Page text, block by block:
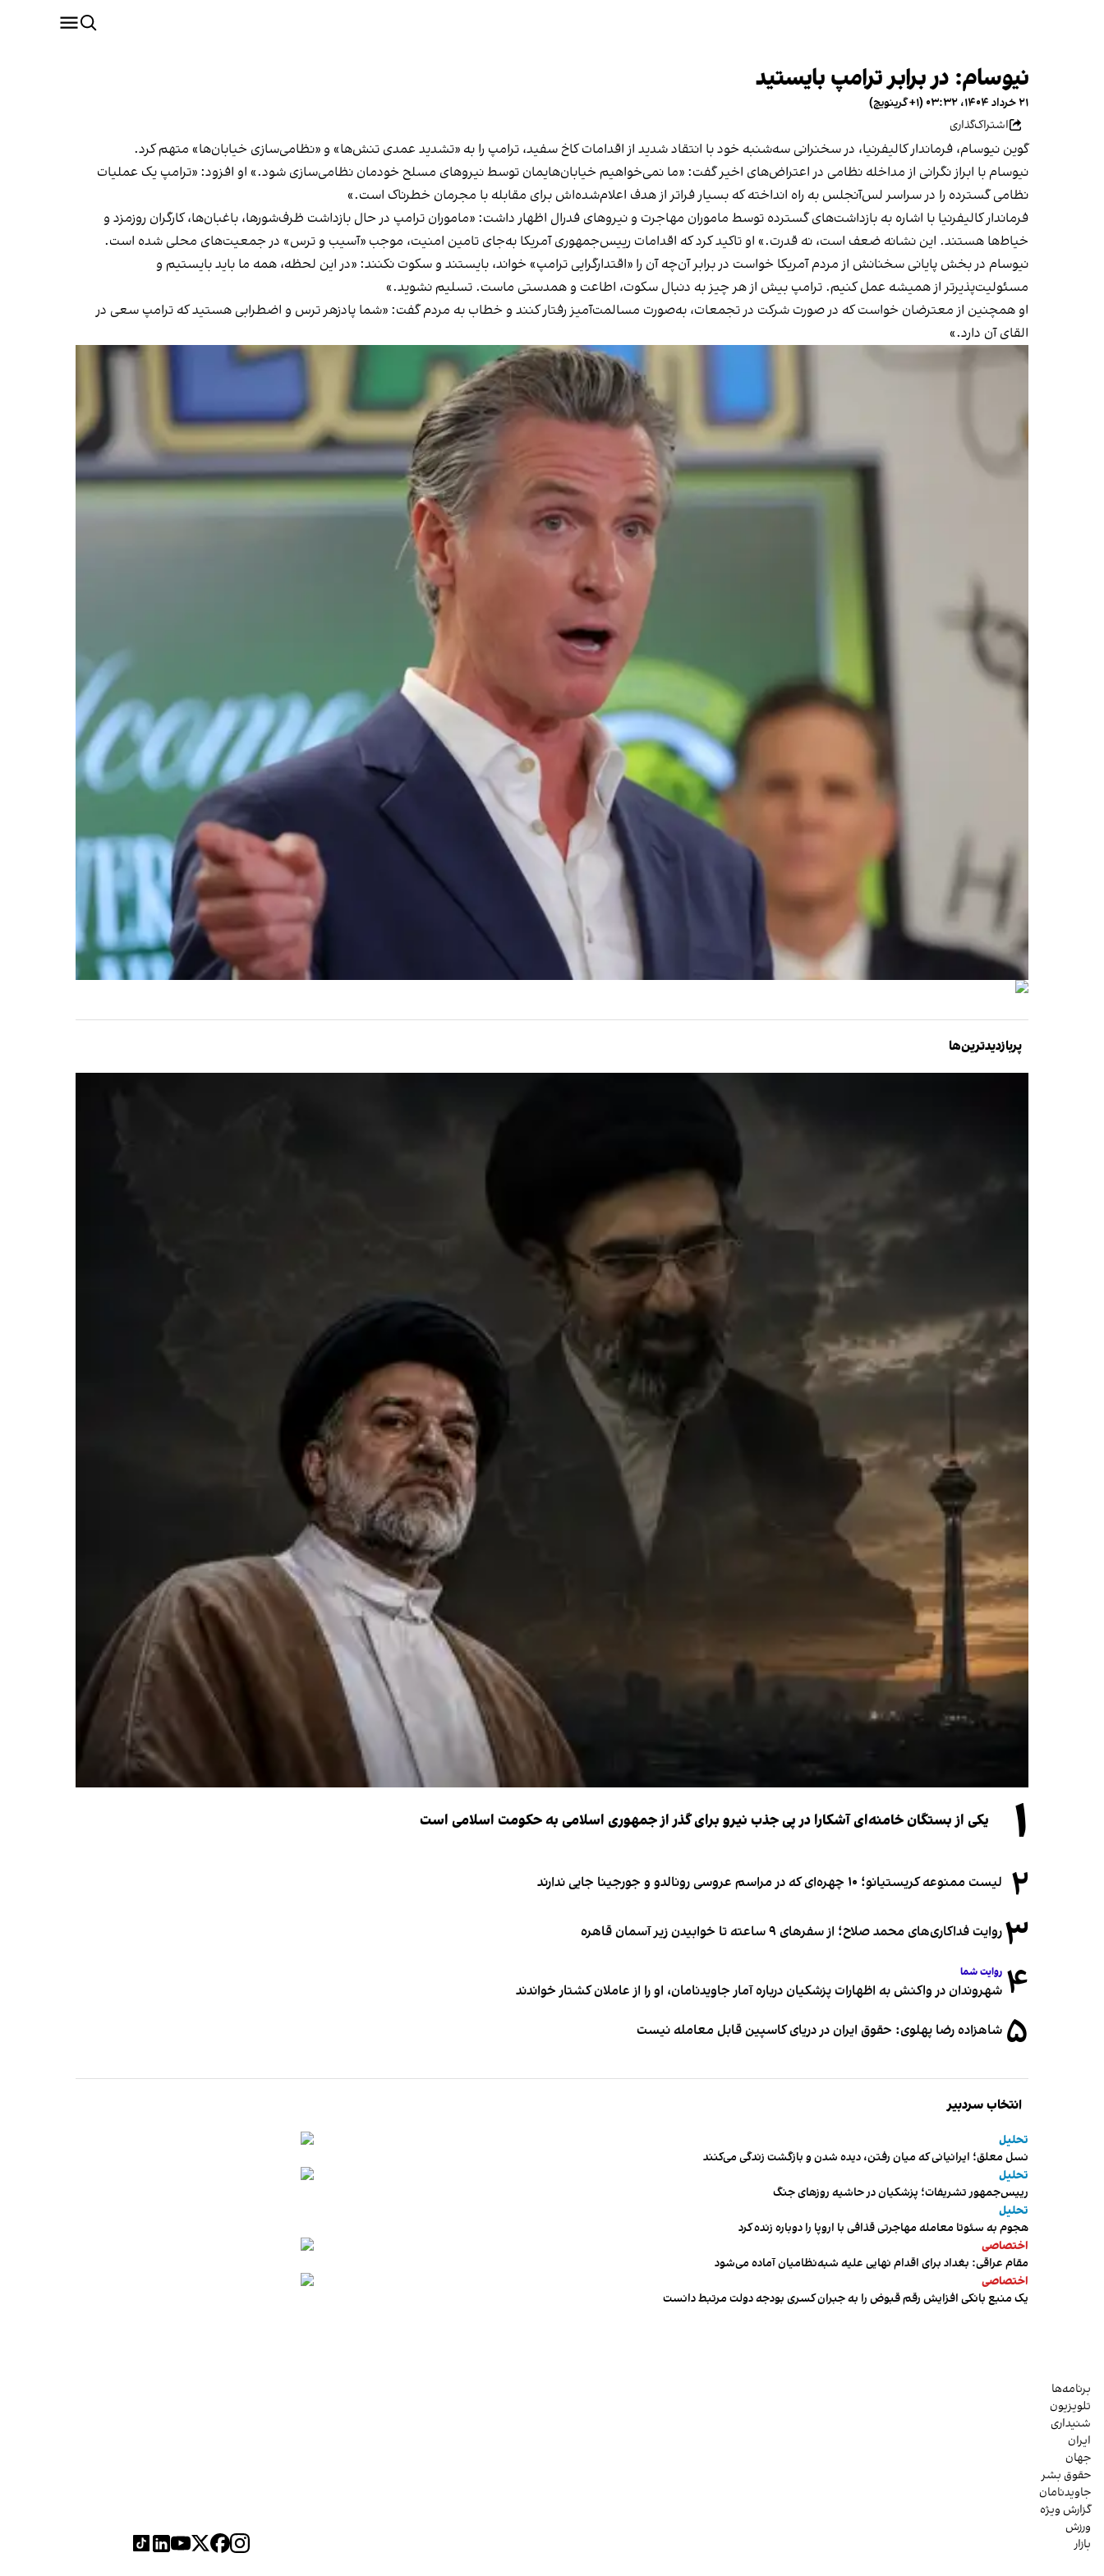
نیوسام: در برابر ترامپ بایستید
۲۱ خرداد ۱۴۰۴، ۰۳:۳۲ (‎+۱ گرینویچ)
اشتراک‌گذاری
گوین نیوسام، فرماندار کالیفرنیا، در سخنرانی سه‌شنبه خود با انتقاد شدید از اقدامات کاخ سفید، ترامپ را به «تشدید عمدی تنش‌ها» و «نظامی‌سازی خیابان‌ها» متهم کرد.
نیوسام با ابراز نگرانی از مداخله نظامی در اعتراض‌های اخیر گفت: «ما نمی‌خواهیم خیابان‌هایمان توسط نیروهای مسلح خودمان نظامی‌سازی شود.» او افزود: «ترامپ یک عملیات
نظامی گسترده را در سراسر لس‌آنجلس به راه انداخته که بسیار فراتر از هدف اعلام‌شده‌اش برای مقابله با مجرمان خطرناک است.»
فرماندار کالیفرنیا با اشاره به بازداشت‌های گسترده توسط ماموران مهاجرت و نیروهای فدرال اظهار داشت: «ماموران ترامپ در حال بازداشت ظرف‌شورها، باغبان‌ها، کارگران روزمزد و
خیاط‌ها هستند. این نشانه ضعف است، نه قدرت.» او تاکید کرد که اقدامات رییس‌جمهوری آمریکا به‌جای تامین امنیت، موجب «آسیب و ترس» در جمعیت‌های محلی شده است.
نیوسام در بخش پایانی سخنانش از مردم آمریکا خواست در برابر آن‌چه آن را «اقتدارگرایی ترامپ» خواند، بایستند و سکوت نکنند: «در این لحظه، همه ما باید بایستیم و
مسئولیت‌پذیرتر از همیشه عمل کنیم. ترامپ بیش از هر چیز به دنبال سکوت، اطاعت و همدستی ماست. تسلیم نشوید.»
او همچنین از معترضان خواست که در صورت شرکت در تجمعات، به‌صورت مسالمت‌آمیز رفتار کنند و خطاب به مردم گفت: «شما پادزهر ترس و اضطرابی هستید که ترامپ سعی در
القای آن دارد.»
پربازدیدترین‌ها
۱ یکی از بستگان خامنه‌ای آشکارا در پی جذب نیرو برای گذر از جمهوری اسلامی به حکومت اسلامی است
۲ لیست ممنوعه کریستیانو؛ ۱۰ چهره‌ای که در مراسم عروسی رونالدو و جورجینا جایی ندارند
۳روایت فداکاری‌های محمد صلاح؛ از سفرهای ۹ ساعته تا خوابیدن زیر آسمان قاهره
۴ روایت شما
شهروندان در واکنش به اظهارات پزشکیان درباره آمار جاویدنامان، او را از عاملان کشتار خواندند
۵ شاهزاده رضا پهلوی: حقوق ایران در دریای کاسپین قابل معامله نیست
انتخاب سردبیر
تحلیل
نسل معلق؛ ایرانیانی که میان رفتن، دیده شدن و بازگشت زندگی می‌کنند
تحلیل
رییس‌جمهور تشریفات؛ پزشکیان در حاشیه روزهای جنگ
تحلیل
هجوم به سئوتا معامله مهاجرتی قذافی با اروپا را دوباره زنده کرد
اختصاصی
مقام عراقی: بغداد برای اقدام نهایی علیه شبه‌نظامیان آماده می‌شود
اختصاصی
یک منبع بانکی افزایش رقم قبوض را به جبران کسری بودجه دولت مرتبط دانست
برنامه‌ها
تلویزیون
شنیداری
ایران
جهان
حقوق بشر
جاویدنامان
گزارش ویژه
ورزش
بازار